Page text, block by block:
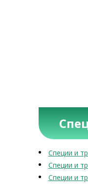
Специи и
Специи и
Специи и